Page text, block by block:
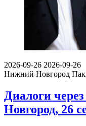
2026-09-26 2026-09-26
Нижний Новгород
Диалоги
Новгород, 26